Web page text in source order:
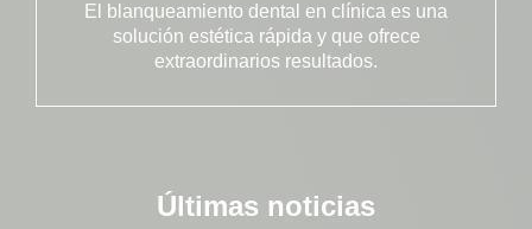
El blanqueamiento dental en clínica es una
solución estética rápida y que ofrece
extraordinarios resultados.
Últimas noticias